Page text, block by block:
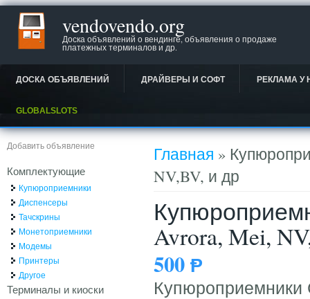
vendovendo.org
Доска объявлений о вендинге, объявления о продаже
платежных терминалов и др.
ДОСКА ОБЪЯВЛЕНИЙ ДРАЙВЕРЫ И СОФТ РЕКЛАМА У
GLOBALSLOTS
Вы здесь
Главная »
NV,BV, и др
Avrora, Mei,
500 Ᵽ
Купюроприемники
Добавить объявление
Комплектующие
Купюроприемники
Диспенсеры
Тачскрины
Монетоприемники
Модемы
Принтеры
Другое
Терминалы и киоски